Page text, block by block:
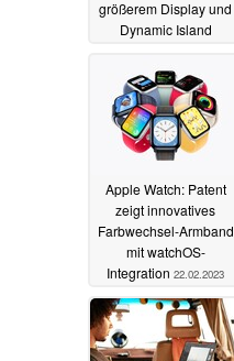
größerem Display und
Dynamic Island
Apple Watch: Patent
zeigt innovatives
Farbwechsel-Armband
mit watchOS-
Integration 22.02.2023